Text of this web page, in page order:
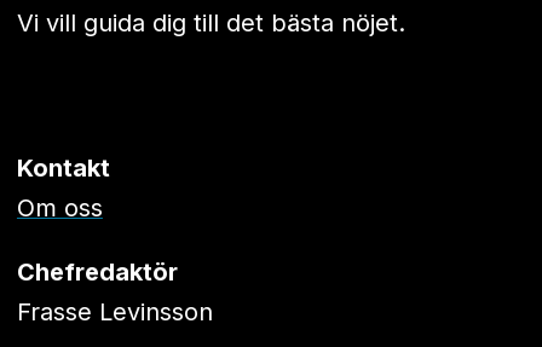
Vi vill guida dig till det bästa nöjet.
Kontakt
Om oss
Chefredaktör
Frasse Levinsson